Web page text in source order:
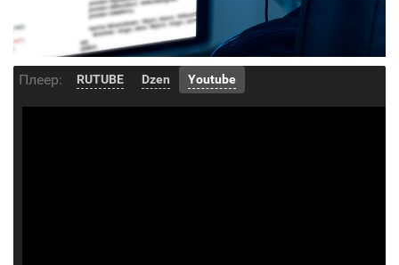
Плеер: RUTUBE Dzen Youtube